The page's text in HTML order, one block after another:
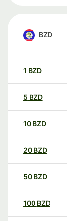
BZD
1 BZD
5 BZD
10 BZD
20 BZD
50 BZD
100 BZD